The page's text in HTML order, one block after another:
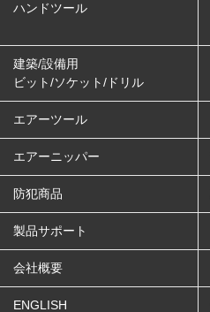
ハンドツール
建築/設備用
ビット/ソケット/ドリル
エアーツール
エアーニッパー
防犯商品
製品サポート
会社概要
ENGLISH